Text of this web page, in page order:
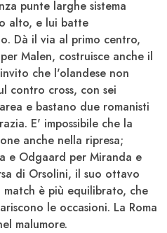
punte larghe sistema
alto, e lui batte
. Dà il via al primo centro,
Malen, costruisce anche il
che l'olandese non
contro cross, con sei
e bastano due romanisti
. E' impossibile che la
anche nella ripresa;
e Odgaard per Miranda e
di Orsolini, il suo ottavo
è più equilibrato, che
le occasioni. La Roma
malumore.